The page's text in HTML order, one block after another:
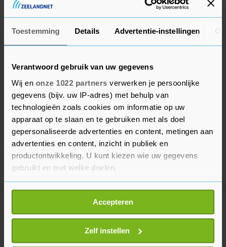
Toestemming Details Advertentie-instellingen
Verantwoord gebruik van uw gegevens
Wij en onze 1022 partners verwerken je persoonlijke
gegevens (bijv. uw IP-adres) met behulp van
technologieën zoals cookies om informatie op uw
apparaat op te slaan en te gebruiken met als doel
gepersonaliseerde advertenties en content, metingen aan
advertenties en content, inzicht in publiek en
productontwikkeling. U kunt kiezen wie uw gegevens
gebruikt en met welke doelen.
Als u het toestaat, willen we ook graag:
Informatie verzamelen over uw geografische
locatie, die tot een paar meter nauwkeurig kan zijn
Uw apparaat identificeren door het actief te
scannen op specifieke eigenschappen (fingerprinting)
Accepteren
Zelf instellen
Meer uit Sport
Lemmen verliest leiding in zesde